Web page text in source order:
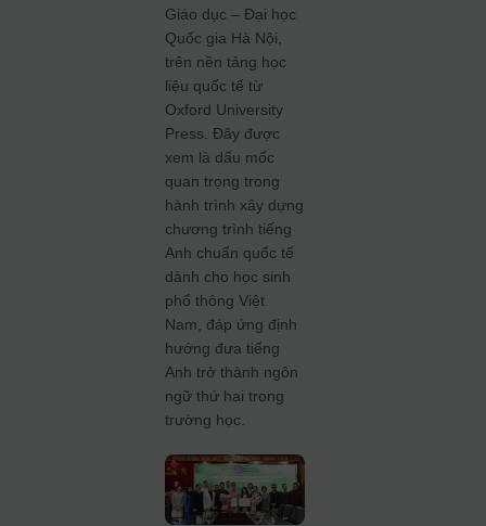
Giáo dục – Đại học
Quốc gia Hà Nội,
trên nền tảng học
liệu quốc tế từ
Oxford University
Press. Đây được
xem là dấu mốc
quan trọng trong
hành trình xây dựng
chương trình tiếng
Anh chuẩn quốc tế
dành cho học sinh
phổ thông Việt
Nam, đáp ứng định
hướng đưa tiếng
Anh trở thành ngôn
ngữ thứ hai trong
trường học.